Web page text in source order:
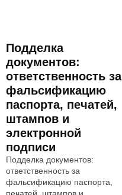
Подделка
документов:
ответственность за
фальсификацию
паспорта, печатей,
штампов и
электронной
подписи
Подделка документов:
ответственность за
фальсификацию паспорта,